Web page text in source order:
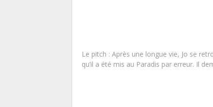
Le pitch : Après une longue vie, Jo se
qu’il a été mis au Paradis par erreur. Il